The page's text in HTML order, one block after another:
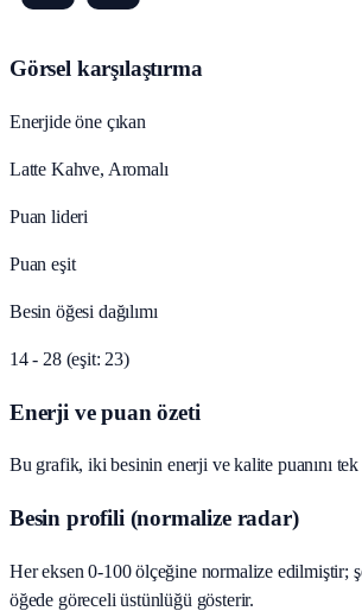
Görsel karşılaştırma
Enerjide öne çıkan
Latte Kahve, Aromalı
Puan lideri
Puan eşit
Besin öğesi dağılımı
14 - 28 (eşit: 23)
Enerji ve puan özeti
Bu grafik, iki besinin enerji ve kalite puanını tek
Besin profili (normalize radar)
Her eksen 0-100 ölçeğine normalize edilmiştir;
öğede göreceli üstünlüğü gösterir.